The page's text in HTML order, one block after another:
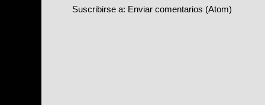
Suscribirse a: Enviar comentarios (Atom)